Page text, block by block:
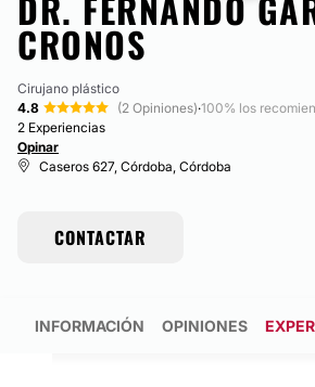
CRONOS
Cirujano plástico
4.8
(2 Opiniones)·100% los
2 Experiencias
Opinar
Caseros 627, Córdoba, Córdoba
CONTACTAR
INFORMACIÓN OPINIONES